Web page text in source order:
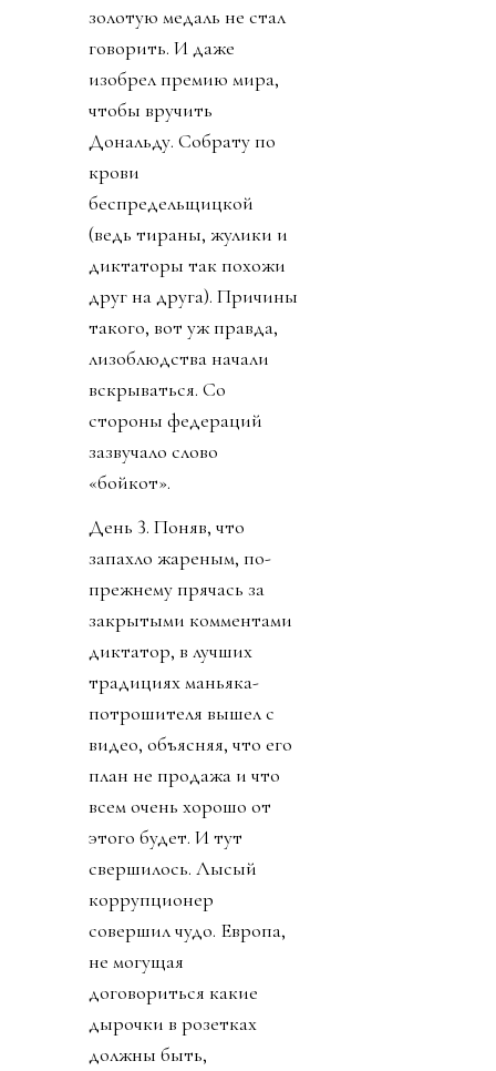
золотую медаль не стал
говорить. И даже
изобрел премию мира,
чтобы вручить
Дональду. Собрату по
крови
беспредельщицкой
(ведь тираны, жулики и
диктаторы так похожи
друг на друга). Причины
такого, вот уж правда,
лизоблюдства начали
вскрываться. Со
стороны федераций
зазвучало слово
«бойкот».
День 3. Поняв, что
запахло жареным, по-
прежнему прячась за
закрытыми комментами
диктатор, в лучших
традициях маньяка-
потрошителя вышел с
видео, объясняя, что его
план не продажа и что
всем очень хорошо от
этого будет. И тут
свершилось. Лысый
коррупционер
совершил чудо. Европа,
не могущая
договориться какие
дырочки в розетках
должны быть,